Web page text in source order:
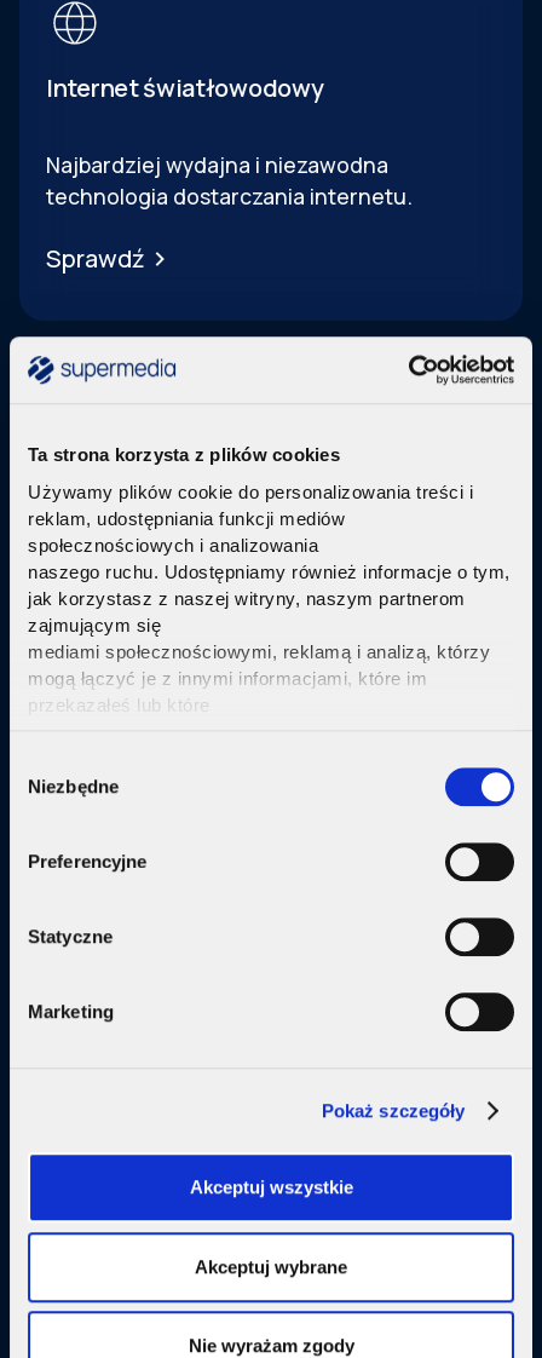
Ta strona korzysta z plików cookies
Używamy plików cookie do personalizowania treści i
reklam, udostępniania funkcji mediów
społecznościowych i analizowania
naszego ruchu. Udostępniamy również informacje o tym,
jak korzystasz z naszej witryny, naszym partnerom
zajmującym się
mediami społecznościowymi, reklamą i analizą, którzy
mogą łączyć je z innymi informacjami, które im
przekazałeś lub które
Selection
Niezbędne
Preferencyjne
Statyczne
Marketing
Pokaż szczegóły
Akceptuj wszystkie
Akceptuj wybrane
Nie wyrażam zgody
Internet światłowodowy
Najbardziej wydajna i niezawodna
technologia dostarczania internetu.
Sprawdź
Telewizja Replay
Pakiety internetu z nowoczesną telewizją
technologi IPTV Replay TV.
Sprawdź
Internet + telewizja
Internet + plan komórkowy
Małe firmy
SupermediaGo
Pomoc i obsługa